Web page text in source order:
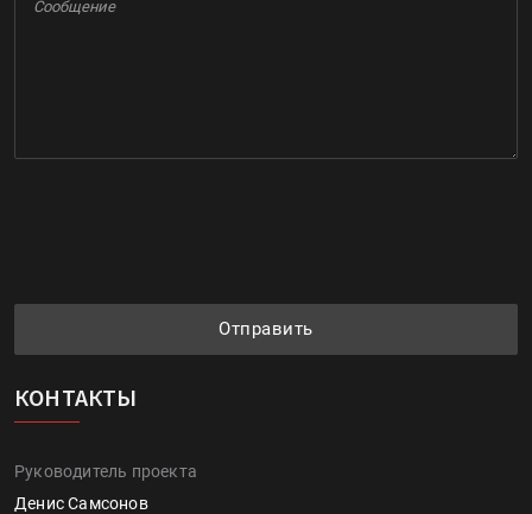
Отправить
КОНТАКТЫ
Руководитель проекта
Денис Самсонов